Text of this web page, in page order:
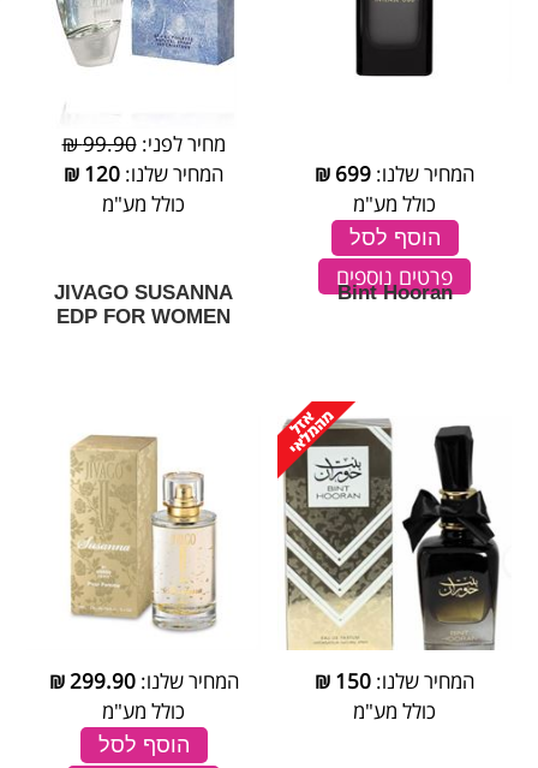
המחיר שלנו: 699
₪
כולל מע"מ
הוסף לסל
פרטים נוספים
מחיר לפני:99.90 ₪
המחיר שלנו: 120
₪
כולל מע"מ
Bint Hooran
המחיר שלנו: 150
₪
כולל מע"מ
JIVAGO SUSANNA
EDP FOR WOMEN
המחיר שלנו:299.90
₪
כולל מע"מ
הוסף לסל